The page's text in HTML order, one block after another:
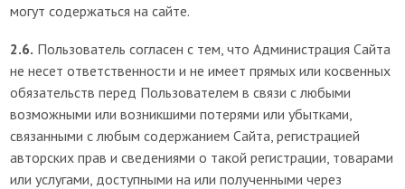
могут содержаться на сайте.
2.6. Пользователь согласен с тем, что Администрация Сайта
не несет ответственности и не имеет прямых или косвенных
обязательств перед Пользователем в связи с любыми
возможными или возникшими потерями или убытками,
связанными с любым содержанием Сайта, регистрацией
авторских прав и сведениями о такой регистрации, товарами
или услугами, доступными на или полученными через